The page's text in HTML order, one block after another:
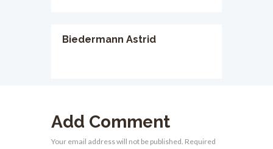
Biedermann Astrid
Add Comment
Your email address will not be published. Required